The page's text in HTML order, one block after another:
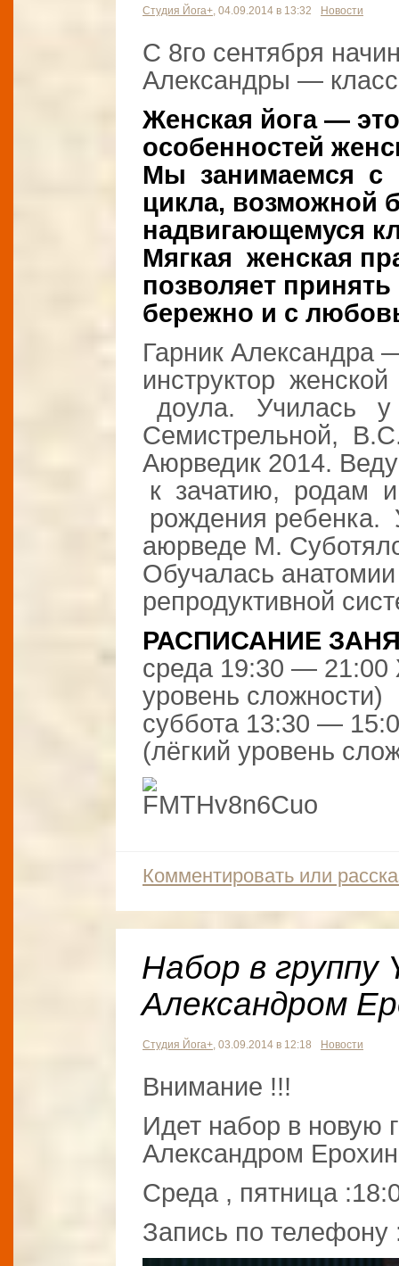
Студия Йога+, 04.09.2014 в 13:32 Новости
С 8го сентября
Александры —
Женская йога —
особенностей
Мы занимаемся с
цикла, возможной
надвигающемуся
Мягкая женская
позволяет
бережно и с
Гарник
инструктор
доула. Училась
Семистрельной,
Аюрведик 2014.
к зачатию, родам и
рождения ребенка.
аюрведе М.
Обучалась
репродуктивной
РАСПИСАНИЕ
среда 19:30 — 21:00
уровень сложности)
суббота 13:30 —
(лёгкий уровень
Комментировать или
Набор в группу
Александром
Студия Йога+, 03.09.2014 в 12:18 Новости
Внимание !!!
Идет набор в новую
Александром
Среда , пятница
Запись по телефону